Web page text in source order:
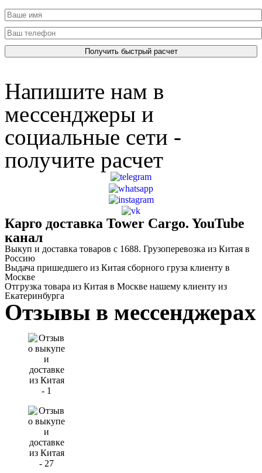
Напишите нам в
мессенджеры и
социальные сети -
получите расчет
Карго доставка Tower Cargo. YouTube
канал
Выкуп и доставка товаров с 1688. Грузоперевозка из Китая в
Россию
Выдача пришедшего из Китая сборного груза клиенту в
Москве
Отгрузка товара из Китая в Москве нашему клиенту из
Екатеринбурга
Отзывы в мессенджерах